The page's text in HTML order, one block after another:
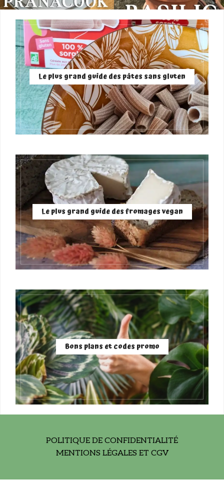
Le plus grand guide des pâtes sans gluten
Le plus grand guide des fromages vegan
Bons plans et codes promo
POLITIQUE DE CONFIDENTIALITÉ
MENTIONS LÉGALES ET CGV